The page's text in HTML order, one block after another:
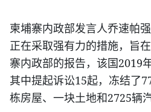
柬埔寨内政部发言人乔速帕
正在采取强有力的措施，旨
寨内政部的报告，该国 2019
其中提起诉讼15起，冻结了
栋房屋、一块土地和 2725辆